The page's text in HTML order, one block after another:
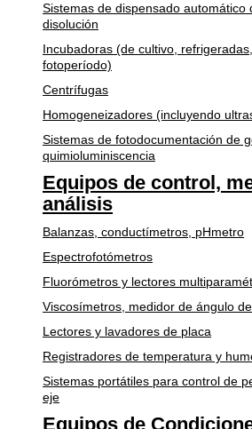
Sistemas de dispensado automático
disolución
Incubadoras (de cultivo,
fotoperíodo)
Centrífugas
Homogeneizadores (incluyendo
Sistemas de fotodocumentación de
quimioluminiscencia
Equipos de control,
análisis
Balanzas, conductímetros, pHmetro
Espectrofotómetros
Fluorómetros y lectores
Viscosímetros, medidor de ángulo
Lectores y lavadores de placa
Registradores de temperatura y
Sistemas portátiles para control de
eje
Equipos de